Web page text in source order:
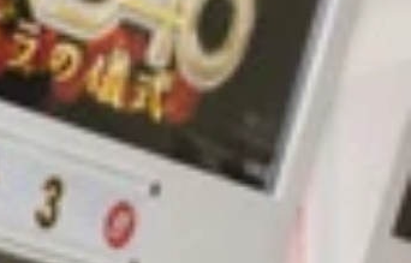
皆さんすみません！」と謝罪する場面も